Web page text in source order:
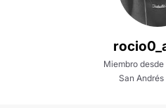
Miembro desde
San